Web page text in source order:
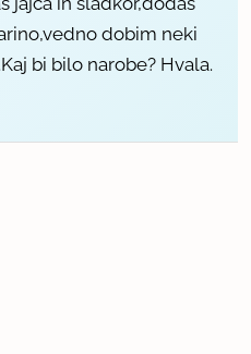
dobim neki
bi bilo narobe? Hvala.